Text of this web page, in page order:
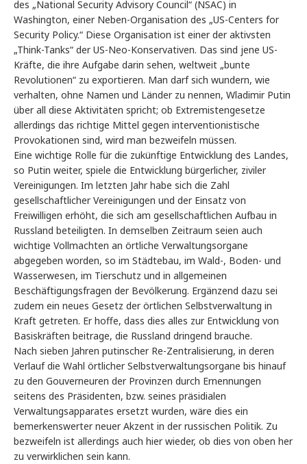
des „National Security Advisory Council“ (NSAC) in
Washington, einer Neben-Organisation des „US-Centers for
Security Policy.“ Diese Organisation ist einer der aktivsten
„Think-Tanks“ der US-Neo-Konservativen. Das sind jene US-
Kräfte, die ihre Aufgabe darin sehen, weltweit „bunte
Revolutionen“ zu exportieren. Man darf sich wundern, wie
verhalten, ohne Namen und Länder zu nennen, Wladimir Putin
über all diese Aktivitäten spricht; ob Extremistengesetze
allerdings das richtige Mittel gegen interventionistische
Provokationen sind, wird man bezweifeln müssen.
Eine wichtige Rolle für die zukünftige Entwicklung des Landes,
so Putin weiter, spiele die Entwicklung bürgerlicher, ziviler
Vereinigungen. Im letzten Jahr habe sich die Zahl
gesellschaftlicher Vereinigungen und der Einsatz von
Freiwilligen erhöht, die sich am gesellschaftlichen Aufbau in
Russland beteiligten. In demselben Zeitraum seien auch
wichtige Vollmachten an örtliche Verwaltungsorgane
abgegeben worden, so im Städtebau, im Wald-, Boden- und
Wasserwesen, im Tierschutz und in allgemeinen
Beschäftigungsfragen der Bevölkerung. Ergänzend dazu sei
zudem ein neues Gesetz der örtlichen Selbstverwaltung in
Kraft getreten. Er hoffe, dass dies alles zur Entwicklung von
Basiskräften beitrage, die Russland dringend brauche.
Nach sieben Jahren putinscher Re-Zentralisierung, in deren
Verlauf die Wahl örtlicher Selbstverwaltungsorgane bis hinauf
zu den Gouverneuren der Provinzen durch Ernennungen
seitens des Präsidenten, bzw. seines präsidialen
Verwaltungsapparates ersetzt wurden, wäre dies ein
bemerkenswerter neuer Akzent in der russischen Politik. Zu
bezweifeln ist allerdings auch hier wieder, ob dies von oben her
zu verwirklichen sein kann.